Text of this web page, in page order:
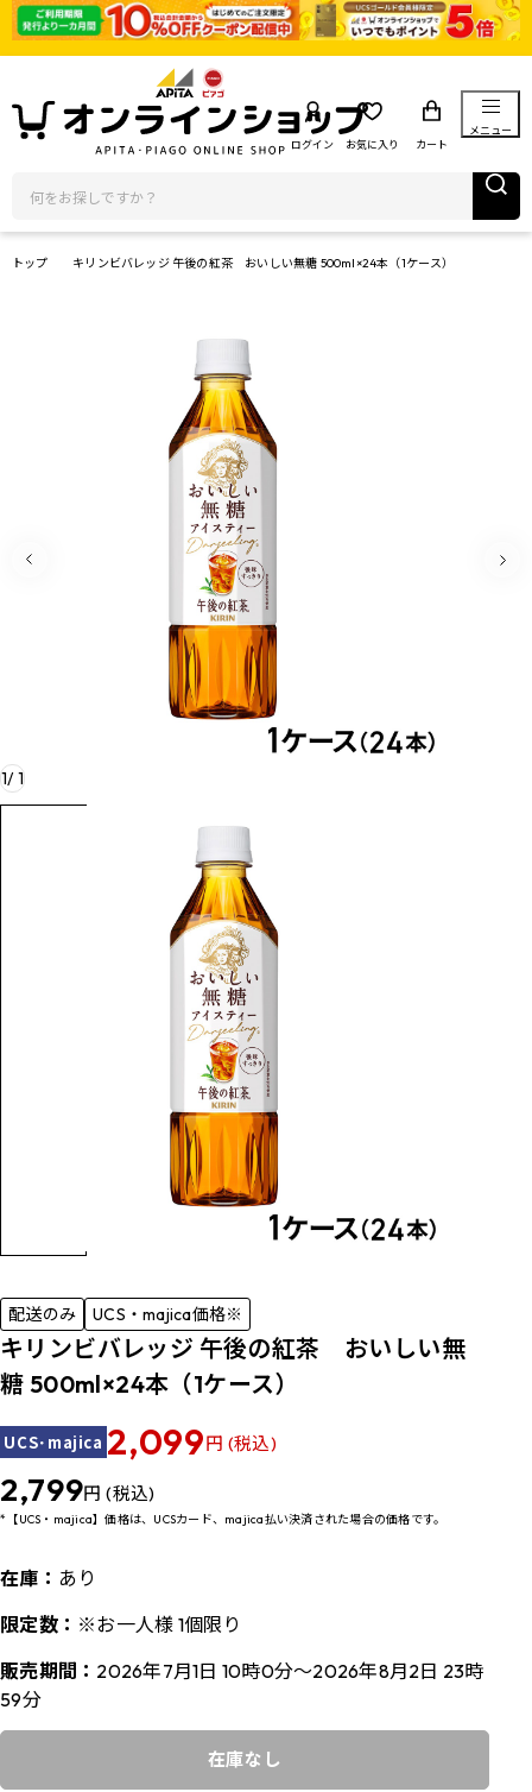
ログイン お気に入り カート
メニュー
トップ キリンビバレッジ 午後の紅茶 おいしい無糖 500ml×24本（1ケース）
1/1
配送のみ UCS・majica価格※
キリンビバレッジ 午後の紅茶 おいしい無
糖 500ml×24本（1ケース）
UCS･majica 2,099円 (税込)
2,799円 (税込)
*【UCS・majica】価格は、UCSカード、majica払い決済された場合の価格です。
在庫： あり
限定数： ※お一人様 1個限り
販売期間： 2026年7月1日 10時0分～2026年8月2日 23時
59分
在庫なし